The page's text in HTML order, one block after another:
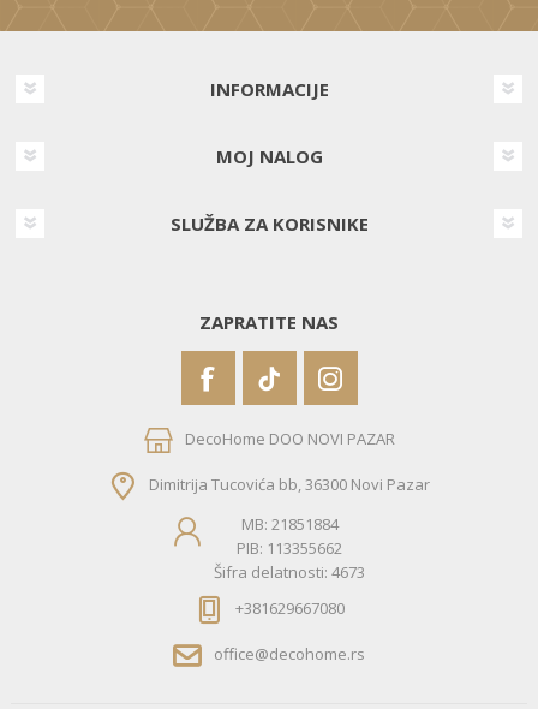
INFORMACIJE
MOJ NALOG
SLUŽBA ZA KORISNIKE
ZAPRATITE NAS
DecoHome DOO NOVI PAZAR
Dimitrija Tucovića bb, 36300 Novi Pazar
MB: 21851884
PIB: 113355662
Šifra delatnosti: 4673
+381629667080
office@decohome.rs